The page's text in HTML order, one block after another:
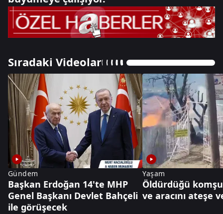
Sıradaki Videolar
Gündem
Başkan Erdoğan 14'te MHP
Genel Başkanı Devlet Bahçeli
ile görüşecek
Yaşam
Öldürdüğü
ve aracını ateşe